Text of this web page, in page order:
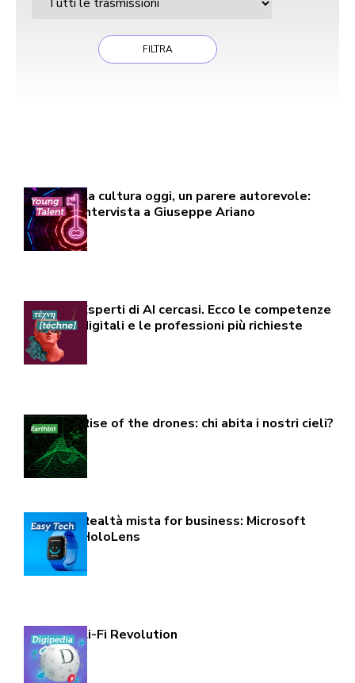
La cultura oggi, un parere autorevole:
intervista a Giuseppe Ariano
Esperti di AI cercasi. Ecco le competenze
digitali e le professioni più richieste
Rise of the drones: chi abita i nostri cieli?
Realtà mista for business: Microsoft
HoloLens
Li-Fi Revolution